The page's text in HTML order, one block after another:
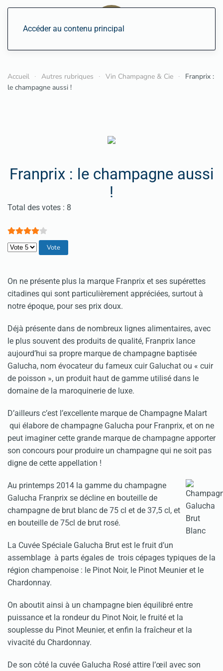
Accéder au contenu principal
Accueil Autres rubriques Vin Champagne & Cie
Franprix :
le champagne aussi !
Franprix : le champagne aussi
!
Vote utilisateur:4/
Total des votes : 8
Veuillez voter
On ne présente plus la marque Franprix et ses supérettes
citadines qui sont particulièrement appréciées, surtout à
notre époque, pour ses prix doux.
Déjà présente dans de nombreux lignes alimentaires, avec
le plus souvent des produits de qualité, Franprix lance
aujourd’hui sa propre marque de champagne baptisée
Galucha, nom évocateur du fameux cuir Galuchat ou « cuir
de poisson », un produit haut de gamme utilisé dans le
domaine de la maroquinerie de luxe.
D’ailleurs c’est l’excellente marque de Champagne Malart
qui élabore de champagne Galucha pour Franprix, et on ne
peut imaginer cette grande marque de champagne apporter
son concours pour produire un champagne qui ne soit pas
digne de cette appellation !
Au printemps 2014 la gamme du champagne
Galucha Franprix se décline en bouteille de
champagne de brut blanc de 75 cl et de 37,5 cl, et
en bouteille de 75cl de brut rosé.
La Cuvée Spéciale Galucha Brut est le fruit d’un
assemblage à parts égales de trois cépages typiques de la
région champenoise : le Pinot Noir, le Pinot Meunier et le
Chardonnay.
On aboutit ainsi à un champagne bien équilibré entre
puissance et la rondeur du Pinot Noir, le fruité et la
souplesse du Pinot Meunier, et enfin la fraîcheur et la
vivacité du Chardonnay.
De son côté la cuvée Galucha Rosé attire l’œil avec son